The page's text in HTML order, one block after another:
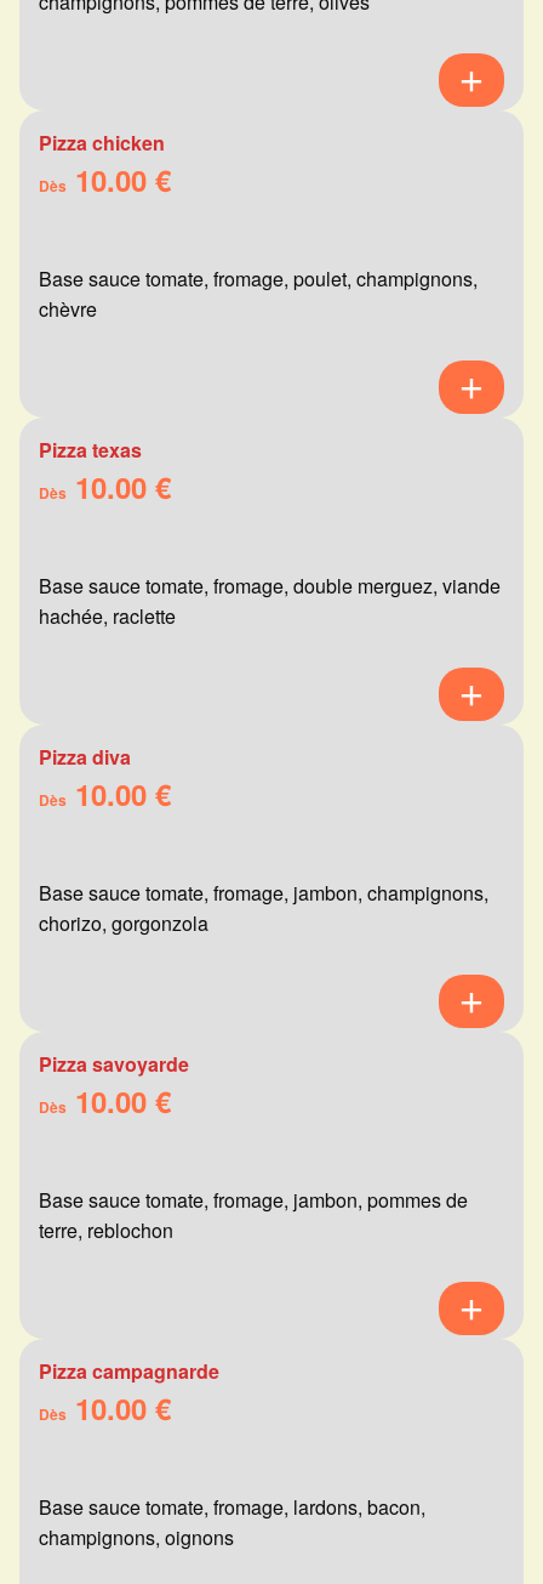
Pizza chicken
Dès 10.00 €
Base sauce tomate, fromage, poulet, champignons,
chèvre
Pizza texas
Dès 10.00 €
Base sauce tomate, fromage, double merguez, viande
hachée, raclette
Pizza diva
Dès 10.00 €
Base sauce tomate, fromage, jambon, champignons,
chorizo, gorgonzola
Pizza savoyarde
Dès 10.00 €
Base sauce tomate, fromage, jambon, pommes de
terre, reblochon
Pizza campagnarde
Dès 10.00 €
Base sauce tomate, fromage, lardons, bacon,
champignons, oignons